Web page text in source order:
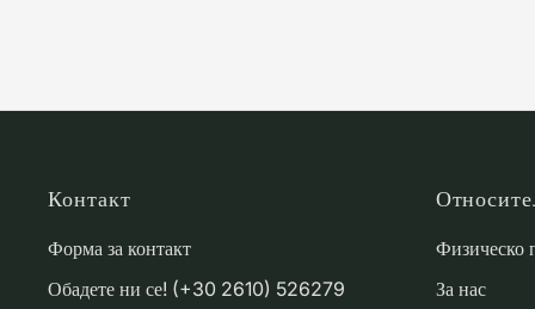
Контакт
Форма за контакт
Обадете ни се! (+30 2610) 526279
Физическо
За нас